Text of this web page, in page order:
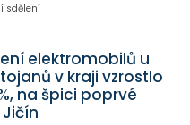
sdělení
elektromobilů u
v kraji vzrostlo
na špici poprvé